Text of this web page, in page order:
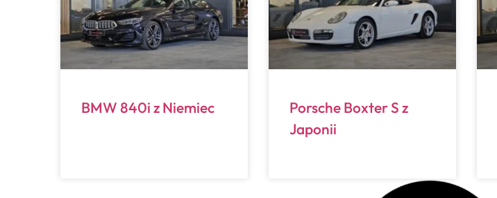
BMW 840i z Niemiec
Porsche Boxter S z
Japonii